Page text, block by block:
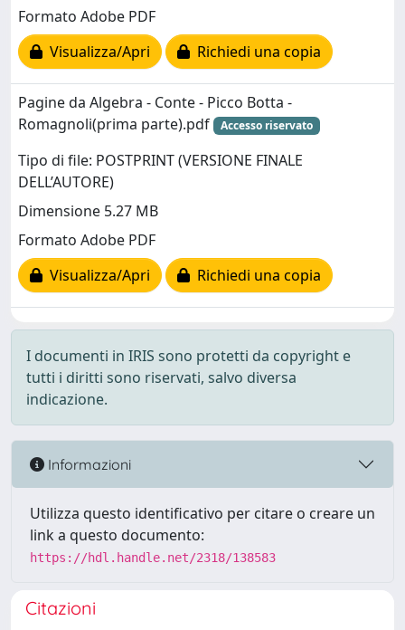
Formato Adobe PDF
Visualizza/Apri
Richiedi una copia
Pagine da Algebra - Conte - Picco Botta -
Romagnoli(prima parte).pdf
Accesso riservato
Tipo di file: POSTPRINT (VERSIONE FINALE
DELL’AUTORE)
Dimensione 5.27 MB
Formato Adobe PDF
Visualizza/Apri
Richiedi una copia
I documenti in IRIS sono protetti da copyright e
tutti i diritti sono riservati, salvo diversa
indicazione.
Informazioni
Utilizza questo identificativo per citare o creare un
link a questo documento:
https://hdl.handle.net/2318/138583
Citazioni